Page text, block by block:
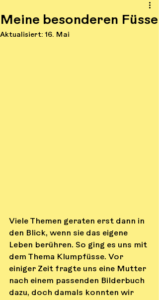
Meine besonderen Füsse
Aktualisiert: 16. Mai
Viele Themen geraten erst dann in
den Blick, wenn sie das eigene
Leben berühren. So ging es uns mit
dem Thema Klumpfüsse. Vor
einiger Zeit fragte uns eine Mutter
nach einem passenden Bilderbuch
dazu, doch damals konnten wir